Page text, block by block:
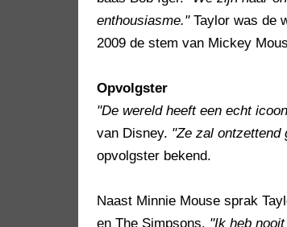
enthousiasme."Taylor was de
2009 de stem van Mickey
Opvolgster
"De wereld heeft een echt
van Disney. "Ze zal ontzettend
opvolgster bekend.
Naast Minnie Mouse sprak
en The Simpsons. "Ik heb